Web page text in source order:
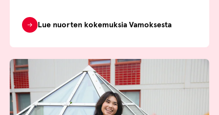
Lue nuorten kokemuksia Vamoksesta